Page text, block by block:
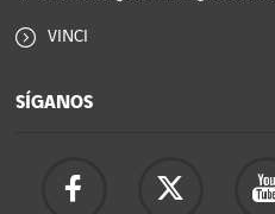
VINCI
SÍGANOS